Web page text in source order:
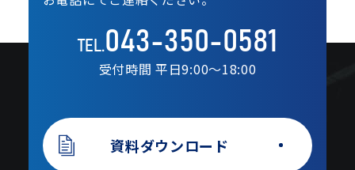
TEL.043-350-0581
受付時間 平日9:00〜18:00
資料ダウンロード